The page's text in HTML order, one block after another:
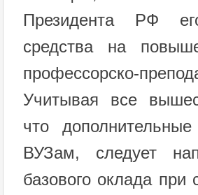
Президента РФ
средства на
профессорско-
Учитывая все
что
ВУЗам, следует
базового оклада при